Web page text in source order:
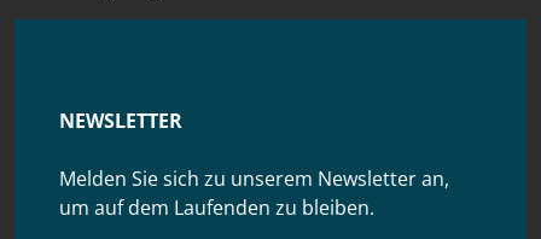
NEWSLETTER
Melden Sie sich zu unserem Newsletter an,
um auf dem Laufenden zu bleiben.